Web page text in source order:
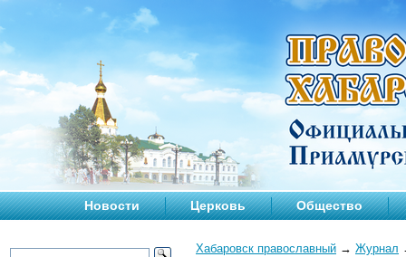
Новости Церковь Общество
Хабаровск православный → Журнал